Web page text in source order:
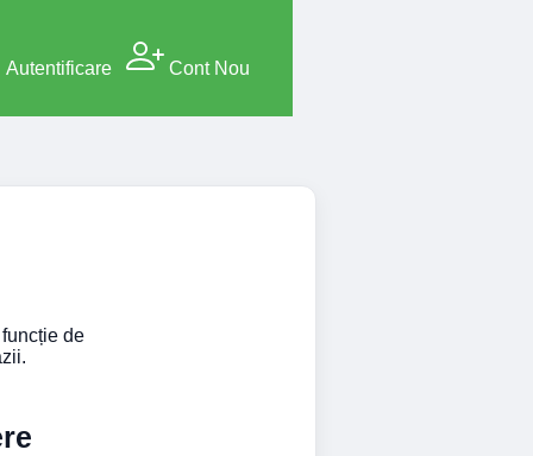
Autentificare Cont Nou
de